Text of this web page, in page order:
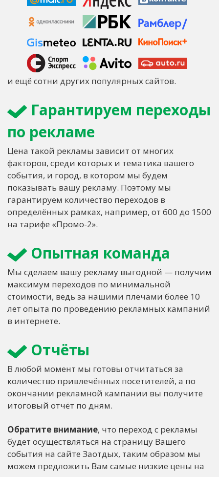
и ещё сотни других популярных сайтов.
Гарантируем переходы
по рекламе
Цена такой рекламы зависит от многих
факторов, среди которых и тематика вашего
события, и город, в котором мы будем
показывать вашу рекламу. Поэтому мы
гарантируем количество переходов в
определённых рамках, например, от 600 до 1500
на тарифе «Промо-2».
Опытная команда
Мы сделаем вашу рекламу выгодной — получим
максимум переходов по минимальной
стоимости, ведь за нашими плечами более 10
лет опыта по проведению рекламных кампаний
в интернете.
Отчёты
В любой момент мы готовы отчитаться за
количество привлечённых посетителей, а по
окончании рекламной кампании вы получите
итоговый отчёт по дням.
Обратите внимание, что переход с рекламы
будет осуществляться на страницу Вашего
события на сайте Заотдых, таким образом мы
можем предложить Вам самые низкие цены на